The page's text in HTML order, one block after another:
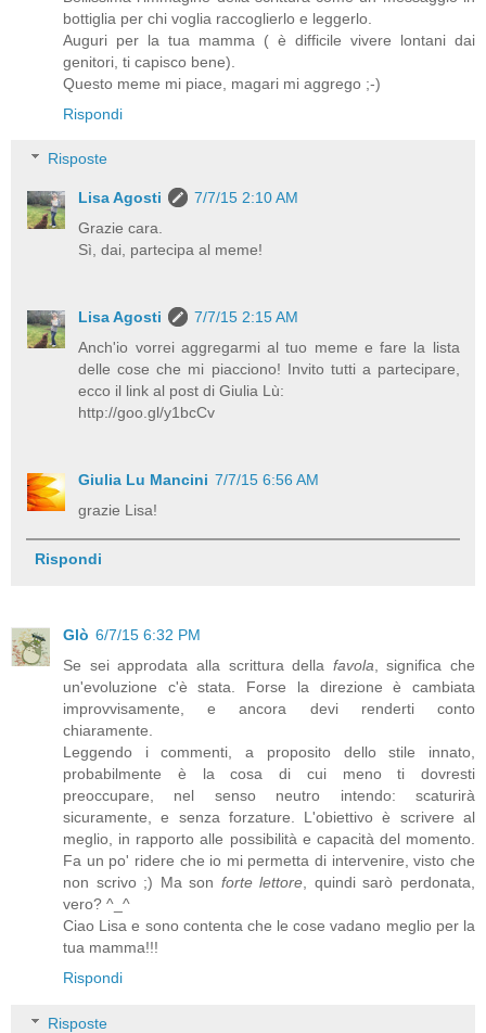
bottiglia per chi voglia raccoglierlo e leggerlo.
Auguri per la tua mamma ( è difficile vivere lontani dai
genitori, ti capisco bene).
Questo meme mi piace, magari mi aggrego ;-)
Rispondi
Risposte
Lisa Agosti
7/7/15 2:10 AM
Grazie cara.
Sì, dai, partecipa al meme!
Lisa Agosti
7/7/15 2:15 AM
Anch'io vorrei aggregarmi al tuo meme e fare la lista
delle cose che mi piacciono! Invito tutti a partecipare,
ecco il link al post di Giulia Lù:
http://goo.gl/y1bcCv
Giulia Lu Mancini 7/7/15 6:56 AM
grazie Lisa!
Rispondi
Glò 6/7/15 6:32 PM
Se sei approdata alla scrittura della favola, significa che
un'evoluzione c'è stata. Forse la direzione è cambiata
improvvisamente, e ancora devi renderti conto
chiaramente.
Leggendo i commenti, a proposito dello stile innato,
probabilmente è la cosa di cui meno ti dovresti
preoccupare, nel senso neutro intendo: scaturirà
sicuramente, e senza forzature. L'obiettivo è scrivere al
meglio, in rapporto alle possibilità e capacità del momento.
Fa un po' ridere che io mi permetta di intervenire, visto che
non scrivo ;) Ma son forte lettore, quindi sarò perdonata,
vero? ^_^
Ciao Lisa e sono contenta che le cose vadano meglio per la
tua mamma!!!
Rispondi
Risposte